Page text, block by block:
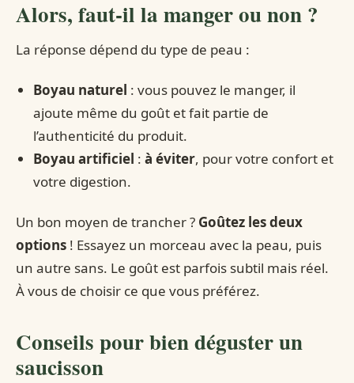
Alors, faut-il la manger ou non ?
La réponse dépend du type de peau :
Boyau naturel : vous pouvez le manger, il
ajoute même du goût et fait partie de
l’authenticité du produit.
Boyau artificiel : à éviter, pour votre confort et
votre digestion.
Un bon moyen de trancher ? Goûtez les deux
options ! Essayez un morceau avec la peau, puis
un autre sans. Le goût est parfois subtil mais réel.
À vous de choisir ce que vous préférez.
Conseils pour bien déguster un
saucisson